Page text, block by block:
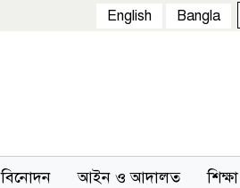
English Bangla
বিনোদন আইন ও আদালত শিক্ষা